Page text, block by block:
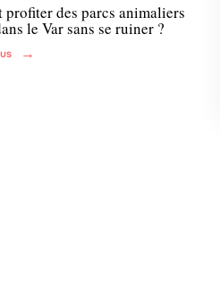
profiter des parcs animaliers
le Var sans se ruiner ?